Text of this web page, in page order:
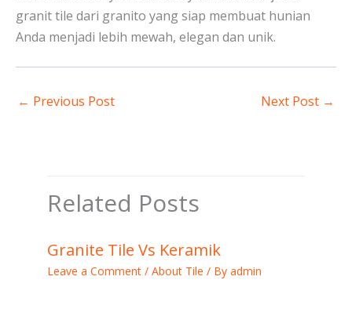
granit tile dari granito yang siap membuat hunian
Anda menjadi lebih mewah, elegan dan unik.
← Previous Post Next Post →
Related Posts
Granite Tile Vs Keramik
Leave a Comment / About Tile / By admin